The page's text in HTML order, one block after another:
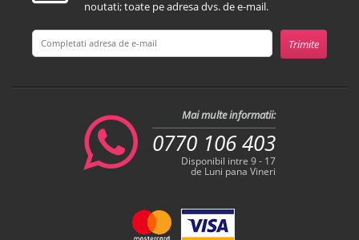
noutati; toate pe adresa dvs. de e-mail.
Mai multe informatii:
0770 106 403
Disponibil intre 9 - 17
de Luni pana Vineri